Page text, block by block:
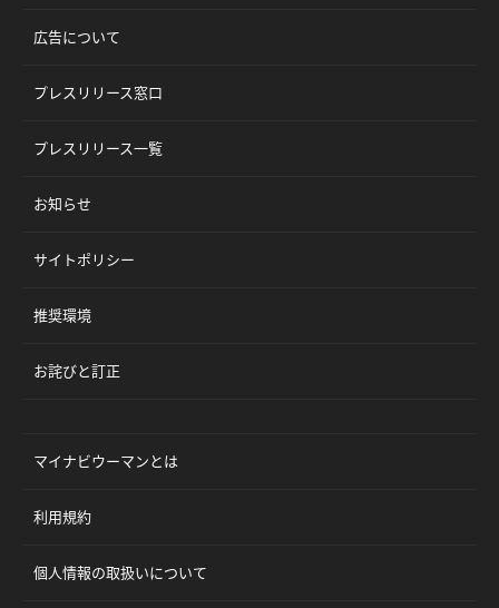
広告について
プレスリリース窓口
プレスリリース一覧
お知らせ
サイトポリシー
推奨環境
お詫びと訂正
マイナビウーマンとは
利用規約
個人情報の取扱いについて